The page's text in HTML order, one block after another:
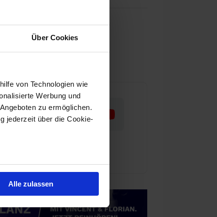
Über Cookies
von Technologien wie
Werbung und
zu ermöglichen.
jederzeit über die Cookie-
sein können
Präferenzen im
Alle zulassen
wir tun
Unser Team